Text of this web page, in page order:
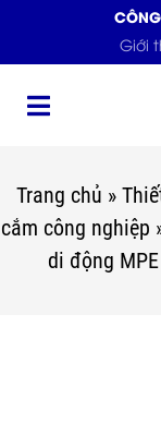
Giới
Trang chủ »
cắm công nghiệp
di động MPE